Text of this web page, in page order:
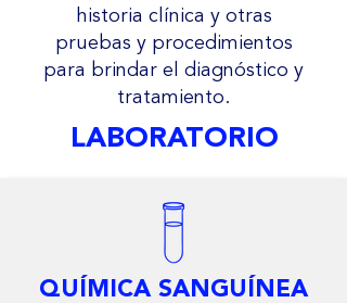
historia clínica y otras
pruebas y procedimientos
para brindar el diagnóstico y
tratamiento.
LABORATORIO
QUÍMICA SANGUÍNEA